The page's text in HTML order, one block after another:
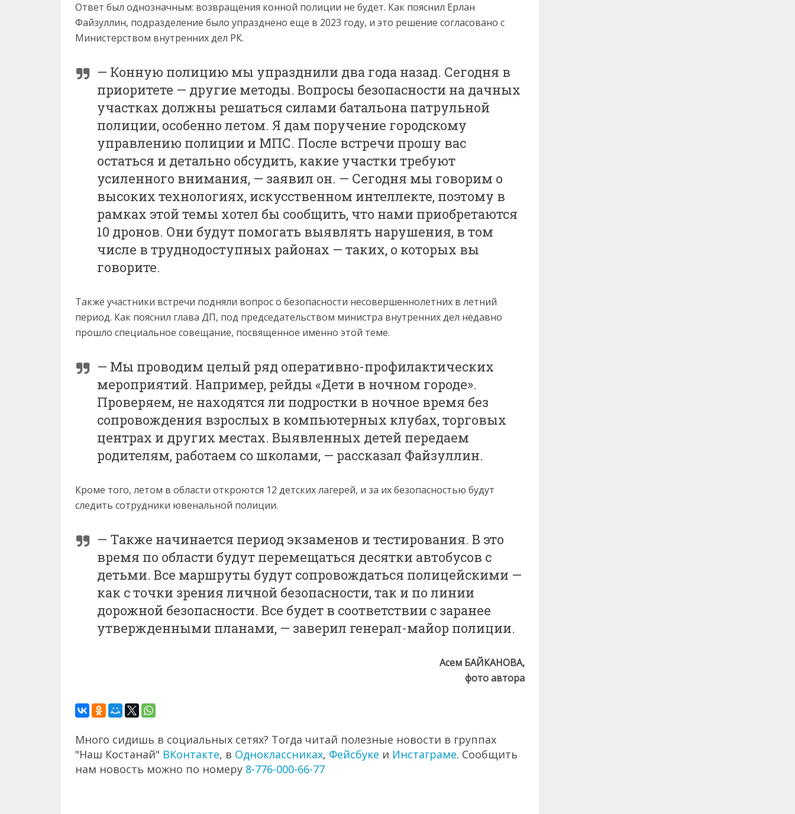
Ответ был однозначным: возвращения конной полиции не будет. Как пояснил Ерлан
Файзуллин, подразделение было упразднено еще в 2023 году, и это решение согласовано с
Министерством внутренних дел РК.
— Конную полицию мы упразднили два года назад. Сегодня в
приоритете — другие методы. Вопросы безопасности на дачных
участках должны решаться силами батальона патрульной
полиции, особенно летом. Я дам поручение городскому
управлению полиции и МПС. После встречи прошу вас
остаться и детально обсудить, какие участки требуют
усиленного внимания, — заявил он. — Сегодня мы говорим о
высоких технологиях, искусственном интеллекте, поэтому в
рамках этой темы хотел бы сообщить, что нами приобретаются
10 дронов. Они будут помогать выявлять нарушения, в том
числе в труднодоступных районах — таких, о которых вы
говорите.
Также участники встречи подняли вопрос о безопасности несовершеннолетних в летний
период. Как пояснил глава ДП, под председательством министра внутренних дел недавно
прошло специальное совещание, посвященное именно этой теме.
— Мы проводим целый ряд оперативно-профилактических
мероприятий. Например, рейды «Дети в ночном городе».
Проверяем, не находятся ли подростки в ночное время без
сопровождения взрослых в компьютерных клубах, торговых
центрах и других местах. Выявленных детей передаем
родителям, работаем со школами, — рассказал Файзуллин.
Кроме того, летом в области откроются 12 детских лагерей, и за их безопасностью будут
следить сотрудники ювенальной полиции.
— Также начинается период экзаменов и тестирования. В это
время по области будут перемещаться десятки автобусов с
детьми. Все маршруты будут сопровождаться полицейскими —
как с точки зрения личной безопасности, так и по линии
дорожной безопасности. Все будет в соответствии с заранее
утвержденными планами, — заверил генерал-майор полиции.
Асем БАЙКАНОВА,
фото автора
Много сидишь в социальных сетях? Тогда читай полезные новости в группах
"Наш Костанай" ВКонтакте, в Одноклассниках, Фейсбуке и Инстаграме. Сообщить
нам новость можно по номеру 8-776-000-66-77